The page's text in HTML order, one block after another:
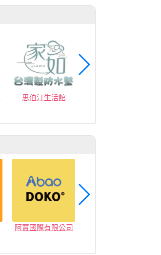
思伯汀生活館
阿寶國際有限公司